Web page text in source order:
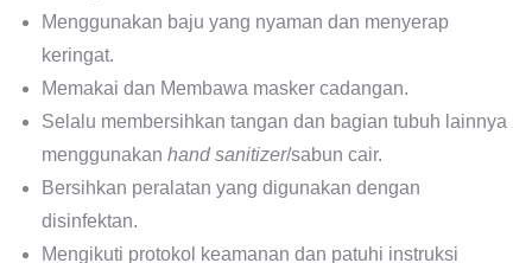
Menggunakan baju yang nyaman dan menyerap
keringat.
Memakai dan Membawa masker cadangan.
Selalu membersihkan tangan dan bagian tubuh lainnya
menggunakan hand sanitizer/sabun cair.
Bersihkan peralatan yang digunakan dengan
disinfektan.
Mengikuti protokol keamanan dan patuhi instruksi